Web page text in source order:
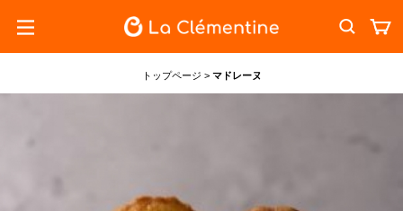
トップページ > マドレーヌ